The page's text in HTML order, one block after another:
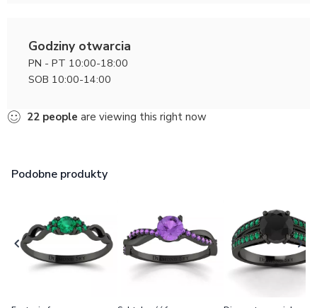
Godziny otwarcia
PN - PT 10:00-18:00
SOB 10:00-14:00
22 people are viewing this right now
Podobne produkty